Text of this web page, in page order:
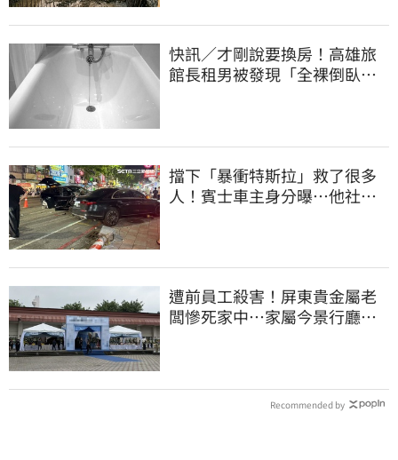
快訊／才剛說要換房！高雄旅
館長租男被發現「全裸倒臥浴
擋下「暴衝特斯拉」救了很多
人！賓士車主身分曝…他社群
遭前員工殺害！屏東貴金屬老
闆慘死家中…家屬今景行廳低
Recommended by